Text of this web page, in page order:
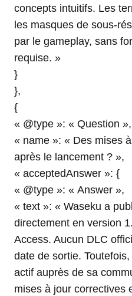
concepts intuitifs. Les
les masques de sous-
par le gameplay, sans
requise. »
}
},
{
« @type »: « Question »,
« name »: « Des mises
après le lancement ? »,
« acceptedAnswer »: {
« @type »: « Answer »,
« text »: « Waseku a
directement en version
Access. Aucun DLC
date de sortie.
actif auprès de sa
mises à jour correctives